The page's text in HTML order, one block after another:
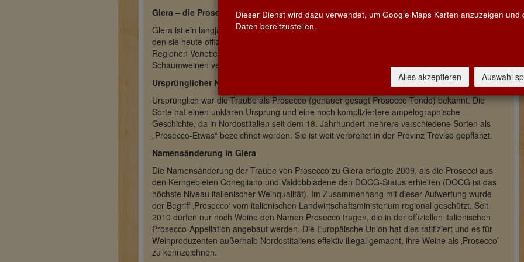
Glera – die Prosecco-Rebsorte
Glera ist ein langjähriges Synonym für die norditalienische Prosecco-Traube und der Name,
den sie heute offiziell trägt. Diese grünhäutige Sorte wird schon seit Jahrhunderten in den
Regionen Venetien und Friaul angebaut und in erster Linie zur Herstellung von Perl- und
Schaumweinen verwendet.
Ursprünglicher Name Prosecco
Ursprünglich war die Traube als Prosecco (genauer gesagt Prosecco Tondo) bekannt. Die
Sorte hat einen unklaren Ursprung und eine noch kompliziertere ampelographische
Geschichte, da in Nordostitalien seit dem 18. Jahrhundert mehrere verschiedene Sorten als
„Prosecco-Etwas“ bezeichnet werden. Sie ist weit verbreitet in der Provinz Treviso gepflanzt.
Namensänderung in Glera
Die Namensänderung der Traube von Prosecco zu Glera erfolgte 2009, als die Prosecci aus
den Kerngebieten Conegliano und Valdobbiadene den DOCG-Status erhielten (DOCG ist das
höchste Niveau italienischer Weinqualität). Im Zusammenhang mit dieser Aufwertung wurde
der Begriff ‚Prosecco‘ vom italienischen Landwirtschaftsministerium regional geschützt. Seit
2010 dürfen nur noch Weine den Namen Prosecco tragen, die in der offiziellen italienischen
Prosecco-Appellation angebaut werden. Die Europäische Union hat dies ratifiziert und es für
Weinproduzenten außerhalb Nordostitaliens effektiv illegal gemacht, ihre Weine als ‚Prosecco`
zu kennzeichnen.
Dieser Dienst wird dazu verwendet, um Google Maps Karten anzuzeigen und
Daten bereitzustellen.
Alles akzeptieren Auswahl